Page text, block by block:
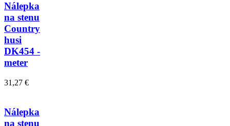
Nálepka
na stenu
Country
husi
DK454 -
meter
31,27 €
Nálepka
na stenu